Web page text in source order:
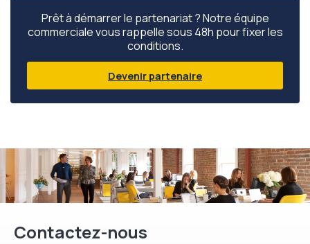
Prêt à démarrer le partenariat ? Notre équipe
commerciale vous rappelle sous 48h pour fixer les
conditions.
Devenir partenaire
Contactez-nous